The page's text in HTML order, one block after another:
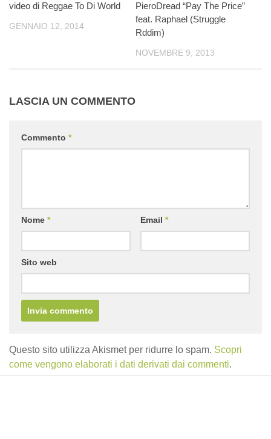
video di Reggae To Di World
GENNAIO 12, 2014
PieroDread “Pay The Price”
feat. Raphael (Struggle
Rddim)
NOVEMBRE 9, 2013
LASCIA UN COMMENTO
Commento *
Nome * Email *
Sito web
Questo sito utilizza Akismet per ridurre lo spam. Scopri
come vengono elaborati i dati derivati dai commenti.